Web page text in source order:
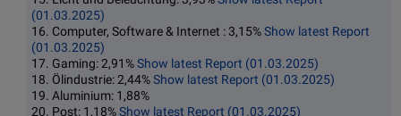
(01.03.2025)
16. Computer, Software & Internet : 3,15%Show latest Report
(01.03.2025)
17. Gaming: 2,91%Show latest Report (01.03.2025)
18. Ölindustrie: 2,44%Show latest Report (01.03.2025)
19. Aluminium: 1,88%
20. Post: 1,18%Show latest Report (01.03.2025)